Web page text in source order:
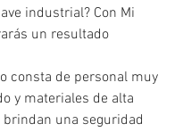
industrial? Con Mi
un resultado
consta de personal muy
y materiales de alta
una seguridad